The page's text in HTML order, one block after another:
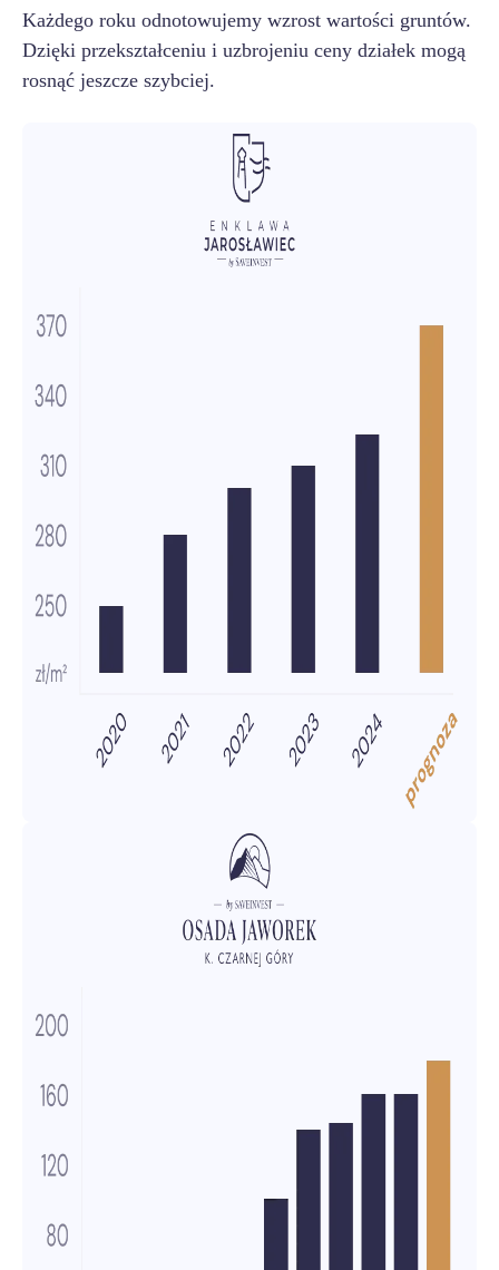
Każdego roku odnotowujemy wzrost wartości gruntów.
Dzięki przekształceniu i uzbrojeniu ceny działek mogą
rosnąć jeszcze szybciej.